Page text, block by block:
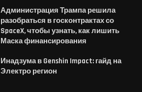
Администрация Трампа решила
разобраться в госконтрактах со
SpaceX, чтобы узнать, как лишить
Маска финансирования
Инадзума в Genshin Impact: гайд на
Электро регион